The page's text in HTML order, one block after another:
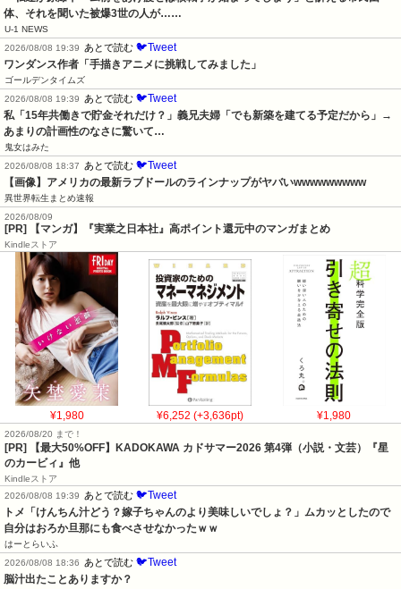
体、それを聞いた被爆3世の人が……
U-1 NEWS
2026/08/08 19:39
あとで読む 🐦Tweet
ワンダンス作者「手描きアニメに挑戦してみました」
ゴールデンタイムズ
2026/08/08 19:39
あとで読む 🐦Tweet
私「15年共働きで貯金それだけ？」義兄夫婦「でも新築を建てる予定だから」→
あまりの計画性のなさに驚いて…
鬼女はみた
2026/08/08 18:37
あとで読む 🐦Tweet
【画像】アメリカの最新ラブドールのラインナップがヤバいwwwwwwwww
異世界転生まとめ速報
2026/08/09
[PR] 【マンガ】『実業之日本社』高ポイント還元中のマンガまとめ
Kindleストア
¥1,980 ¥6,252 (+3,636pt) ¥1,980
2026/08/20 まで！
[PR]
【最大50%OFF】KADOKAWA カドサマー2026 第4弾（小説・文芸）『星
のカービィ』他
Kindleストア
2026/08/08 19:39
あとで読む 🐦Tweet
トメ「けんちん汁どう？嫁子ちゃんのより美味しいでしょ？」ムカッとしたので
自分はおろか旦那にも食べさせなかったｗｗ
はーとらいふ
2026/08/08 18:36
あとで読む 🐦Tweet
脳汁出たことありますか？